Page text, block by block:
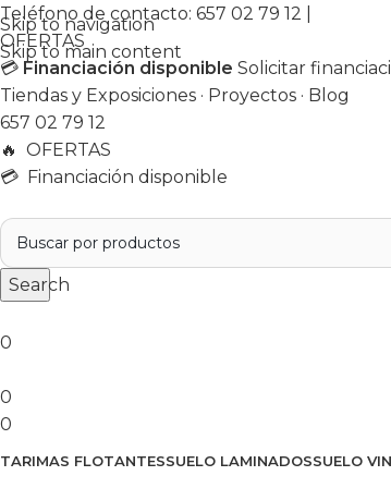
Skip to navigation
Skip to main content
Teléfono de contacto: 657 02 79 12
OFERTAS
💳 Financiación disponible Solicitar
Tiendas y Exposiciones · Proyectos · Blog
657 02 79 12
🔥 OFERTAS
💳 Financiación disponible
Search
0
0
0
TARIMAS FLOTANTESSUELO LAMINADOSSUELO